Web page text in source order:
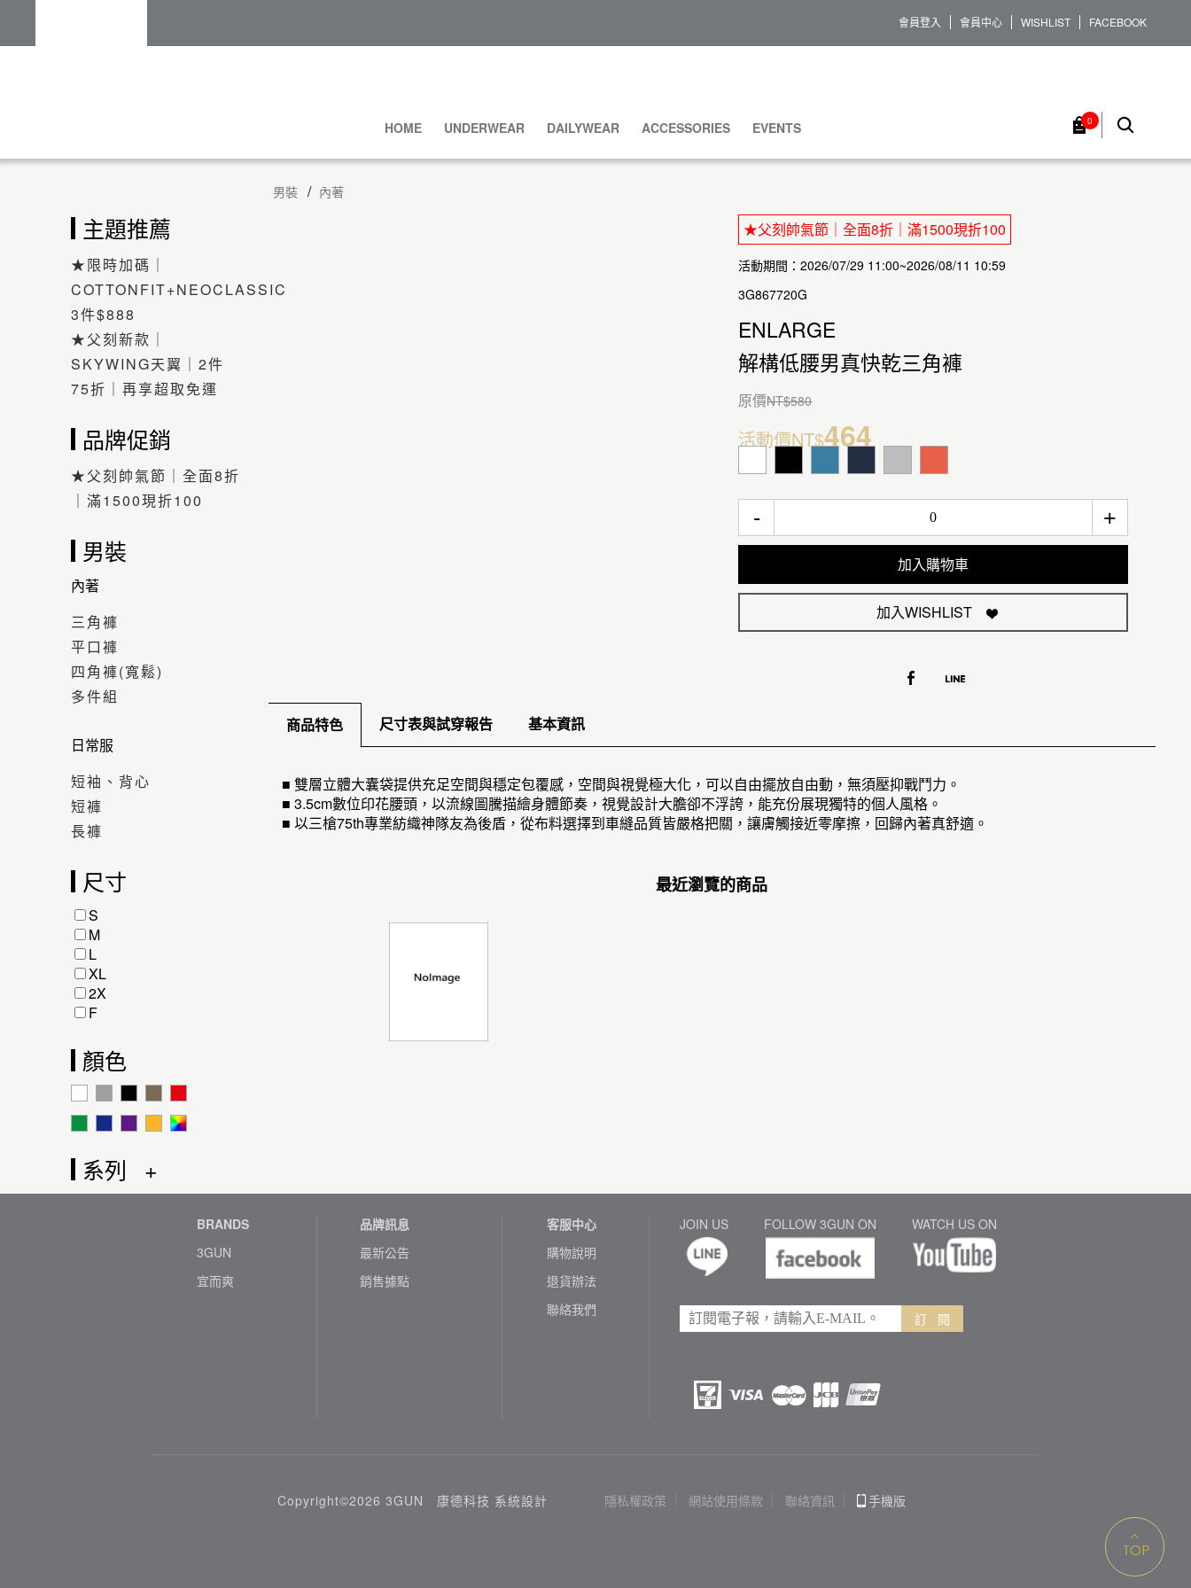
會員登入 會員中心 WISHLIST FACEBOOK
HOME UNDERWEAR DAILYWEAR ACCESSORIES EVENTS 0
主題推薦
★限時加碼｜
COTTONFIT+NEOCLASSIC
3件$888
★父刻新款｜
SKYWING天翼｜2件
75折｜再享超取免運
品牌促銷
★父刻帥氣節｜全面8折
｜滿1500現折100
男裝
內著
三角褲
平口褲
四角褲(寬鬆)
多件組
日常服
短袖、背心
短褲
長褲
尺寸
S
M
L
XL
2X
F
顏色
系列
男裝 內著
★父刻帥氣節｜全面8折｜滿1500現折100
活動期間：2026/07/29 11:00~2026/08/11 10:59
3G867720G
ENLARGE
解構低腰男真快乾三角褲
原價NT$580
活動價NT$464
- +
加入購物車
加入WISHLIST
商品特色 尺寸表與試穿報告 基本資訊
■ 雙層立體大囊袋提供充足空間與穩定包覆感，空間與視覺極大化，可以自由擺放自由動，無須壓抑戰鬥力。
■ 3.5cm數位印花腰頭，以流線圖騰描繪身體節奏，視覺設計大膽卻不浮誇，能充份展現獨特的個人風格。
■ 以三槍75th專業紡織神隊友為後盾，從布料選擇到車縫品質皆嚴格把關，讓膚觸接近零摩擦，回歸內著真舒適。
最近瀏覽的商品
BRANDS
3GUN
宜而爽
品牌訊息
最新公告
銷售據點
客服中心
購物說明
退貨辦法
聯絡我們
JOIN US FOLLOW 3GUN ON WATCH US ON
訂 閱
Copyright©2026 3GUN 康德科技 系統設計 隱私權政策 網站使用條款 聯絡資訊 手機版